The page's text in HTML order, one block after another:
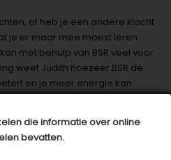
die informatie over online
bevatten.
of heb je een andere klacht
je er maar mee moest leren
met behulp van BSR veel voor
weet Judith hoezeer BSR de
en je meer energie kan
praktijk om zoveel mogelijk
lijf te komen. Ben je benieuwd